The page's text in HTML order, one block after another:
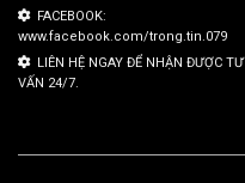
FACEBOOK:
www.facebook.com/trong.tin.079
LIÊN HỆ NGAY ĐỂ NHẬN ĐƯỢC TƯ
VẤN 24/7.